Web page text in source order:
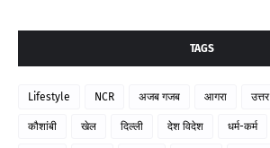
TAGS
Lifestyle NCR अजब गजब आगरा
कौशांबी खेल दिल्ली देश विदेश धर्म-कर्म